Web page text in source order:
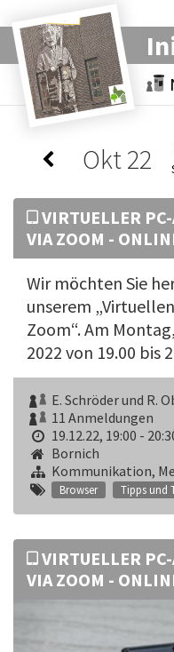
Okt22
VIRTUELLER
VIA ZOOM -
Wir möchten Sie
unserem
Zoom“. Am
2022 von 19.00 bis
E. Schröder und R.
11 Anmeldungen
19.12.22, 19:00 -
Bornich
Kommunikation,
Browser Tipps und
VIRTUELLER
VIA ZOOM -